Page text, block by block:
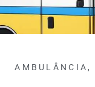
AMBULÂNCIA ,